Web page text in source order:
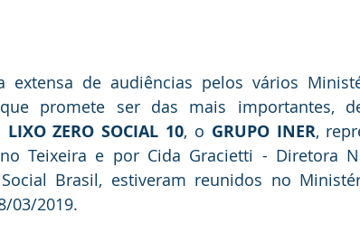
extensa de audiências pelos vários
promete ser das mais importantes,
LIXO ZERO SOCIAL 10, o GRUPO INER,
Teixeira e por Cida Gracietti - Diretora
Brasil, estiveram reunidos no
03/2019.